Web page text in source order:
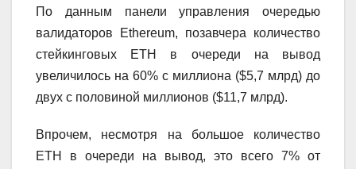
По данным панели управления очередью
валидаторов Ethereum, позавчера количество
стейкинговых ETH в очереди на вывод
увеличилось на 60% с миллиона ($5,7 млрд) до
двух с половиной миллионов ($11,7 млрд).
Впрочем, несмотря на большое количество
ETH в очереди на вывод, это всего 7% от